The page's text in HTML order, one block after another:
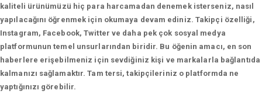
kaliteli ürünümüzü hiç para harcamadan denemek isterseniz, nasıl
yapılacağını öğrenmek için okumaya devam ediniz. Takipçi özelliği,
Instagram, Facebook, Twitter ve daha pek çok sosyal medya
platformunun temel unsurlarından biridir. Bu öğenin amacı, en son
haberlere erişebilmeniz için sevdiğiniz kişi ve markalarla bağlantıda
kalmanızı sağlamaktır. Tam tersi, takipçileriniz o platformda ne
yaptığınızı görebilir.